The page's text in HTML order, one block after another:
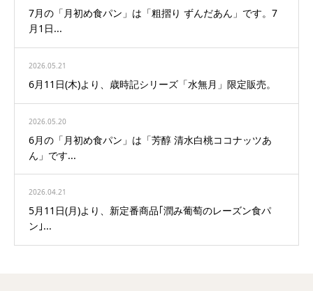
7月の「月初め食パン」は「粗摺り ずんだあん」です。7
月1日...
2026.05.21
6月11日(木)より、歳時記シリーズ「水無月」限定販売。
2026.05.20
6月の「月初め食パン」は「芳醇 清水白桃ココナッツあ
ん」です...
2026.04.21
5月11日(月)より、新定番商品｢潤み葡萄のレーズン食パ
ン｣...